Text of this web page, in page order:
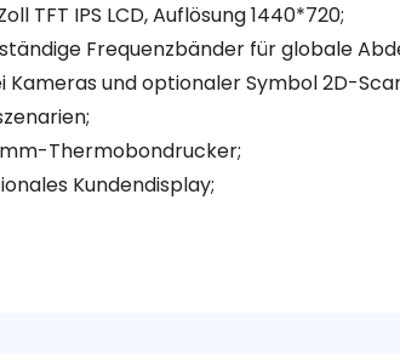
TFT IPS LCD, Auflösung 1440*720;
Frequenzbänder für globale
Kameras und optionaler Symbol 2D-
Thermobondrucker;
Kundendisplay;